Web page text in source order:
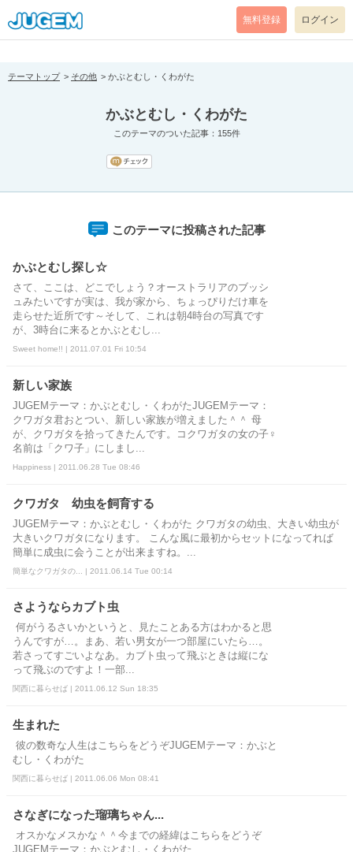
[pear_error: message="Success" code=0 mode=return level=notice
prefix="" info=""]
無料登録 ログイン
テーマトップ その他 かぶとむし・くわがた
かぶとむし・くわがた
このテーマのついた記事：155件
このテーマに投稿された記事
かぶとむし探し☆
さて、ここは、どこでしょう？オーストラリアのブッシ
ュみたいですが実は、我が家から、ちょっぴりだけ車を
走らせた近所です～そして、これは朝4時台の写真です
が、3時台に来るとかぶとむし...
Sweet home!! | 2011.07.01 Fri 10:54
新しい家族
JUGEMテーマ：かぶとむし・くわがたJUGEMテーマ：
クワガタ君おとつい、新しい家族が増えました＾＾ 母
が、クワガタを拾ってきたんです。コクワガタの女の子♀
名前は「クワ子」にしまし...
Happiness | 2011.06.28 Tue 08:46
クワガタ 幼虫を飼育する
JUGEMテーマ：かぶとむし・くわがた クワガタの幼虫、大きい幼虫が
大きいクワガタになります。 こんな風に最初からセットになってれば
簡単に成虫に会うことが出来ますね。...
簡単なクワガタの... | 2011.06.14 Tue 00:14
さようならカブト虫
何がうるさいかというと、見たことある方はわかると思
うんですが…。まあ、若い男女が一つ部屋にいたら…。
若さってすごいよなあ。カブト虫って飛ぶときは縦にな
って飛ぶのですよ！一部...
関西に暮らせば | 2011.06.12 Sun 18:35
生まれた
彼の数奇な人生はこちらをどうぞJUGEMテーマ：かぶと
むし・くわがた
関西に暮らせば | 2011.06.06 Mon 08:41
さなぎになった瑠璃ちゃん...
オスかなメスかな＾＾今までの経緯はこちらをどうぞ
JUGEMテーマ：かぶとむし・くわがた